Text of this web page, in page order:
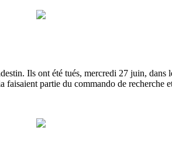
Ils ont été tués, mercredi 27 juin, dans
partie du commando de